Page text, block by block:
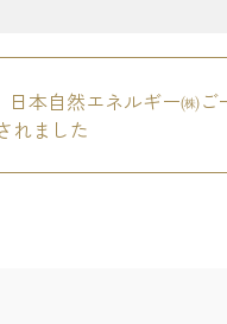
日本自然エネルギー㈱
れました